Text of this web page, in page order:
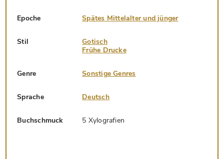
Epoche Spätes Mittelalter und jünger
Stil
Gotisch
Frühe Drucke
Genre Sonstige Genres
Sprache Deutsch
Buchschmuck 5 Xylografien